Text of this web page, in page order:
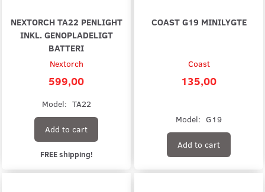
NEXTORCH TA22 PENLIGHT
INKL. GENOPLADELIGT
BATTERI
Nextorch
599,00
Model: TA22
Add to cart
FREE shipping!
COAST G19 MINILYGTE
Coast
135,00
Model: G19
Add to cart